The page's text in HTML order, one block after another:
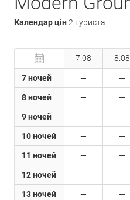
Календар цін2 туриста
7 ночей
8 ночей
9 ночей
10 ночей
11 ночей
12 ночей
13 ночей
7.08 8.08